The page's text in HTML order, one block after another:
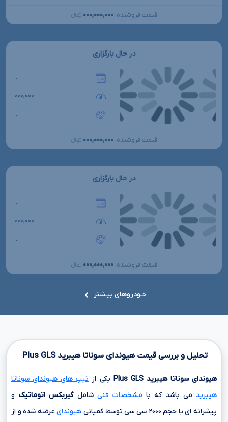
قیمت فروشنده: ۰۰۰,۰۰۰,۰۰۰ تومانءءء
در حال بارگزاری
...
۰۰۰,۰۰۰
...
قیمت فروشنده: ۰۰۰,۰۰۰,۰۰۰ تومانءءء
در حال بارگزاری
...
۰۰۰,۰۰۰
...
قیمت فروشنده: ۰۰۰,۰۰۰,۰۰۰ تومانءءء
خـودروهای بیـشتر
تحلیل و بررسی قیمت هیوندای سوناتا هیبریدGLS
Plus
هیوندای سوناتا هیبریدGLS
Plus یکی از تیپ های هیوندای سوناتا
هیبرید می باشد که بامشخصات فنیشاملگیربکس اتوماتیک و
پیشرانه ای با حجم ۲۰۰۰ سی سی توسط کمپانی هیوندایعرضه شده و از